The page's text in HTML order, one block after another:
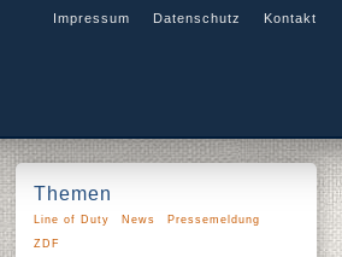
Impressum Datenschutz Kontakt
Themen
Line of Duty News
Pressemeldung
ZDF